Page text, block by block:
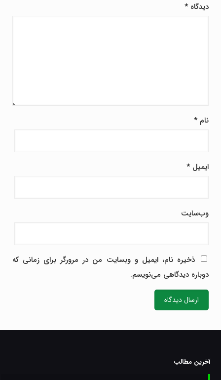
دیدگاه*
نام*
ایمیل*
وب‌سایت
ذخیره نام، ایمیل و وبسایت من در مرورگر برای زمانی که
دوباره دیدگاهی می‌نویسم.
آخرین مطالب